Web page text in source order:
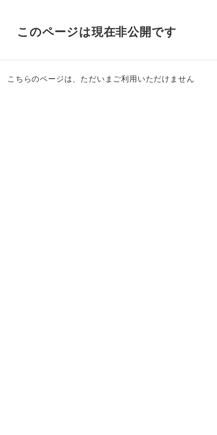
このページは現在非公開です
こちらのページは、ただいまご利用いただけません